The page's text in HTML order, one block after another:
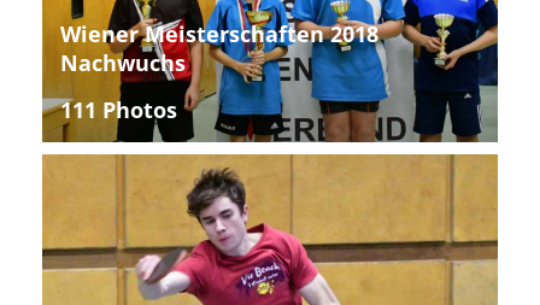
Wiener Meisterschaften 2018
Nachwuchs
111 Photos